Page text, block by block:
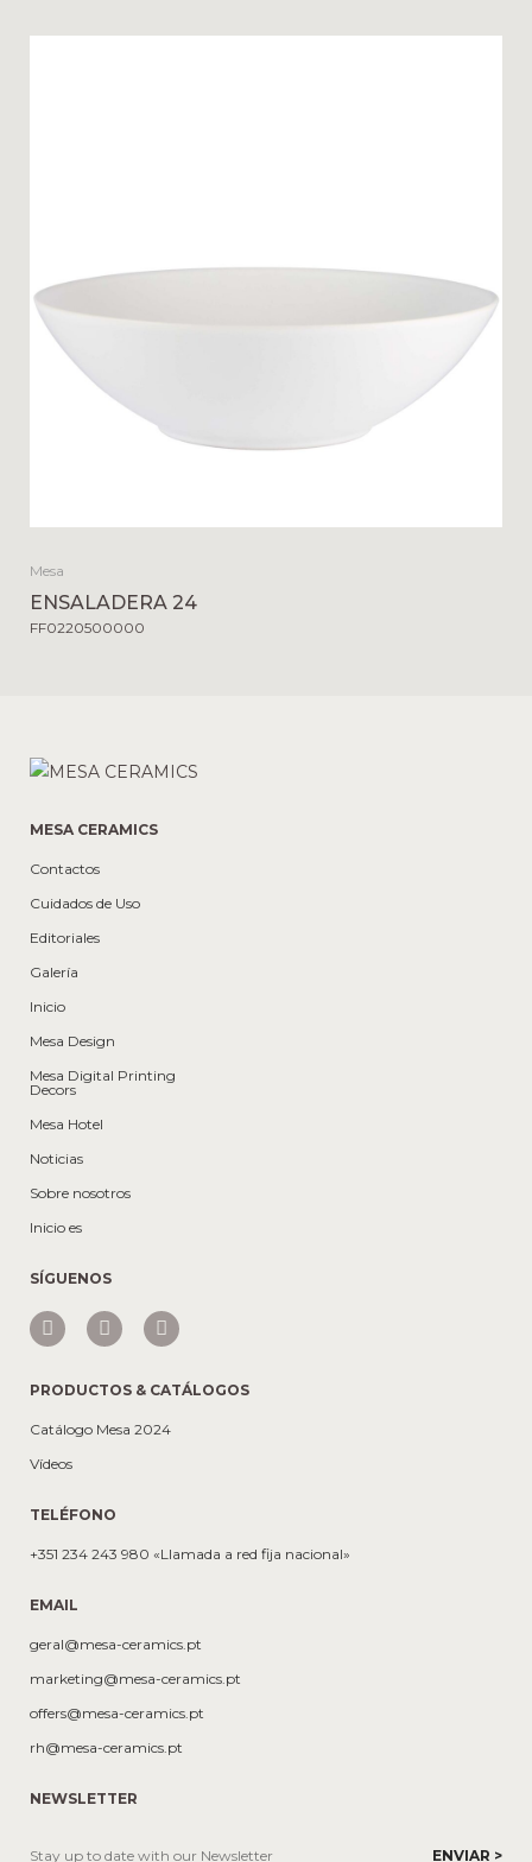
Mesa
ENSALADERA 24
FF0220500000
MESA CERAMICS
Contactos
Cuidados de Uso
Editoriales
Galería
Inicio
Mesa Design
Mesa Digital Printing
Decors
Mesa Hotel
Noticias
Sobre nosotros
Inicio es
SÍGUENOS
PRODUCTOS & CATÁLOGOS
Catálogo Mesa 2024
Vídeos
TELÉFONO
+351 234 243 980 «Llamada a red fija nacional»
EMAIL
geral@mesa-ceramics.pt
marketing@mesa-ceramics.pt
offers@mesa-ceramics.pt
rh@mesa-ceramics.pt
NEWSLETTER